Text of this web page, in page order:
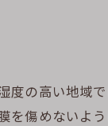
度の高い地域
傷めないよ